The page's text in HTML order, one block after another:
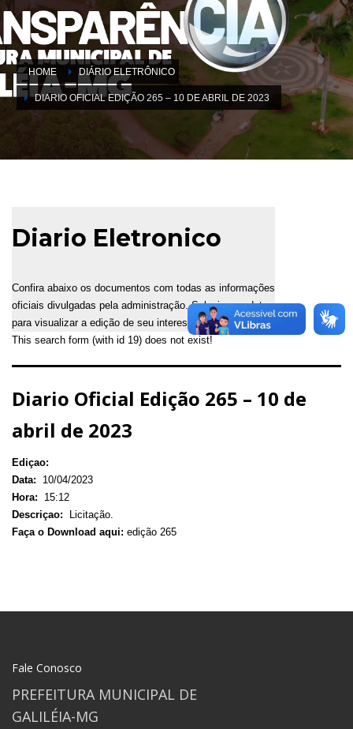
HOME DIÁRIO ELETRÔNICO
DIARIO OFICIAL EDIÇÃO 265 – 10 DE ABRIL DE 2023
Diario Eletronico
Confira abaixo os documentos com todas as informações
oficiais divulgadas pela administração. Selecione a data
para visualizar a edição de seu interesse.
This search form (with id 19) does not exist!
Diario Oficial Edição 265 – 10 de
abril de 2023
Ediçao:
Data:
10/04/2023
Hora:
15:12
Descriçao:
Licitação.
Faça o Download aqui: edição 265
Fale Conosco
PREFEITURA MUNICIPAL DE
GALILÉIA-MG